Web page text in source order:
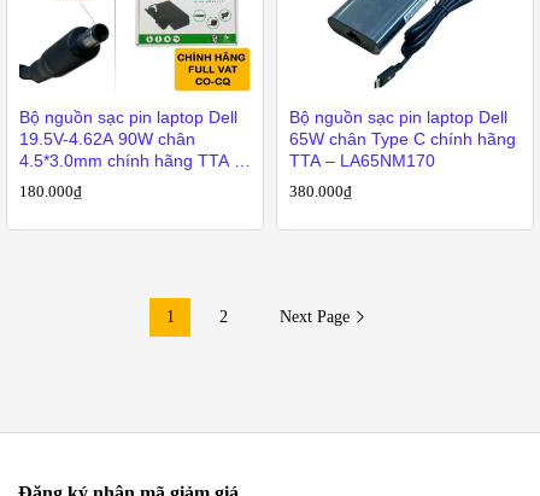
Bộ nguồn sạc pin laptop Dell
19.5V-4.62A 90W chân
4.5*3.0mm chính hãng TTA –
DE-90PM111
180.000₫
Bộ nguồn sạc pin laptop Dell
65W chân Type C chính hãng
TTA – LA65NM170
380.000₫
1 2 Next Page